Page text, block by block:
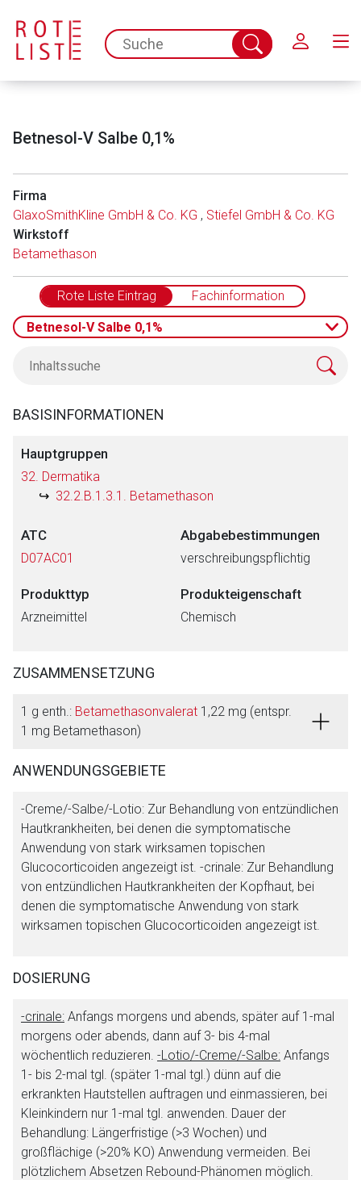
spc.search.input.placeholder
Suche
abschicken
Betnesol-V Salbe 0,1%
Firma
GlaxoSmithKline GmbH & Co. KG , Stiefel GmbH & Co. KG
Wirkstoff
Betamethason
Rote Liste Eintrag Fachinformation
Betnesol-V Salbe 0,1%
BASISINFORMATIONEN
Hauptgruppen
32. Dermatika
32.2.B.1.3.1. Betamethason
ATC
D07AC01
Abgabebestimmungen
verschreibungspflichtig
Produkttyp
Arzneimittel
Produkteigenschaft
Chemisch
ZUSAMMENSETZUNG
1 g enth.: Betamethasonvalerat 1,22 mg (entspr.
1 mg Betamethason)
ANWENDUNGSGEBIETE
-Creme/-Salbe/-Lotio: Zur Behandlung von entzündlichen
Hautkrankheiten, bei denen die symptomatische
Anwendung von stark wirksamen topischen
Glucocorticoiden angezeigt ist. -crinale: Zur Behandlung
von entzündlichen Hautkrankheiten der Kopfhaut, bei
denen die symptomatische Anwendung von stark
wirksamen topischen Glucocorticoiden angezeigt ist.
DOSIERUNG
-crinale: Anfangs morgens und abends, später auf 1-mal
morgens oder abends, dann auf 3- bis 4-mal
wöchentlich reduzieren. -Lotio/-Creme/-Salbe: Anfangs
1- bis 2-mal tgl. (später 1-mal tgl.) dünn auf die
erkrankten Hautstellen auftragen und einmassieren, bei
Kleinkindern nur 1-mal tgl. anwenden. Dauer der
Behandlung: Längerfristige (>3 Wochen) und
großflächige (>20% KO) Anwendung vermeiden. Bei
plötzlichem Absetzen Rebound-Phänomen möglich.
Aufruf einer externen Seite
Der von Ihnen aufgerufene Link öffnet eine externe Web-
Seite. Für die Inhalte der externen Web-Seite ist deren
Betreiber verantwortlich. Ebenso gelten dort ggf. andere
Datenschutzbestimmungen.